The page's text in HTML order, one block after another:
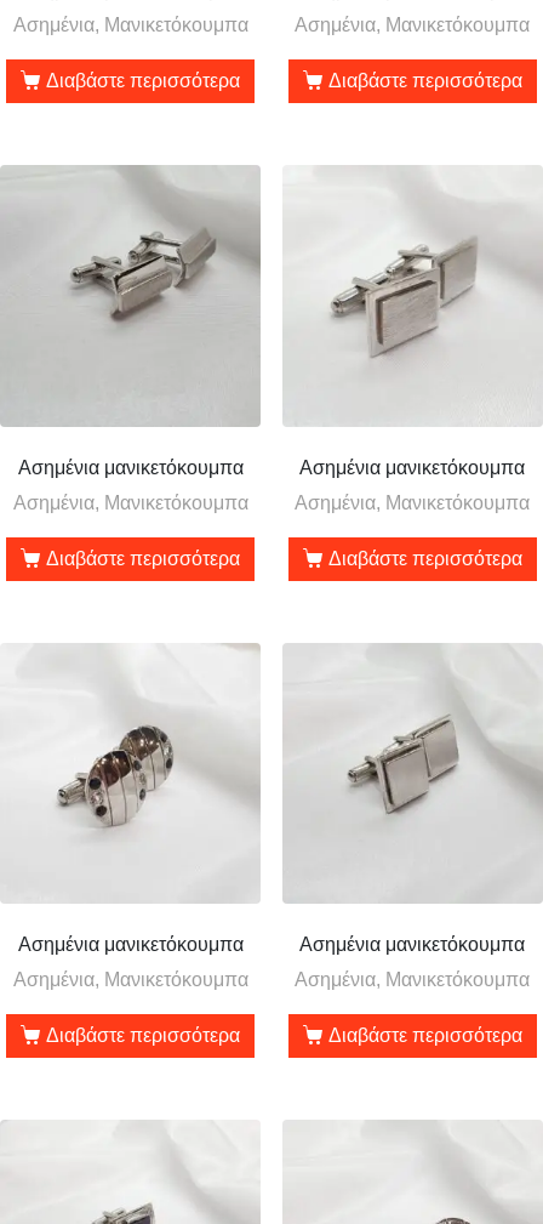
Ασημένια, Μανικετόκουμπα
Διαβάστε περισσότερα
Ασημένια, Μανικετόκουμπα
Διαβάστε περισσότερα
Ασημένια μανικετόκουμπα
Ασημένια, Μανικετόκουμπα
Διαβάστε περισσότερα
Ασημένια μανικετόκουμπα
Ασημένια, Μανικετόκουμπα
Διαβάστε περισσότερα
Ασημένια μανικετόκουμπα
Ασημένια, Μανικετόκουμπα
Διαβάστε περισσότερα
Ασημένια μανικετόκουμπα
Ασημένια, Μανικετόκουμπα
Διαβάστε περισσότερα